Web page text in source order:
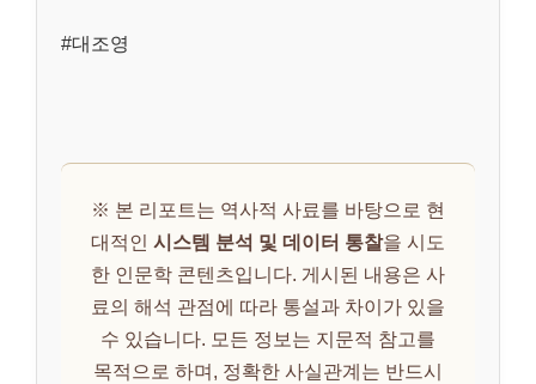
#대조영
※ 본 리포트는 역사적 사료를 바탕으로 현
대적인 시스템 분석 및 데이터 통찰을 시도
한 인문학 콘텐츠입니다. 게시된 내용은 사
료의 해석 관점에 따라 통설과 차이가 있을
수 있습니다. 모든 정보는 지문적 참고를
목적으로 하며, 정확한 사실관계는 반드시